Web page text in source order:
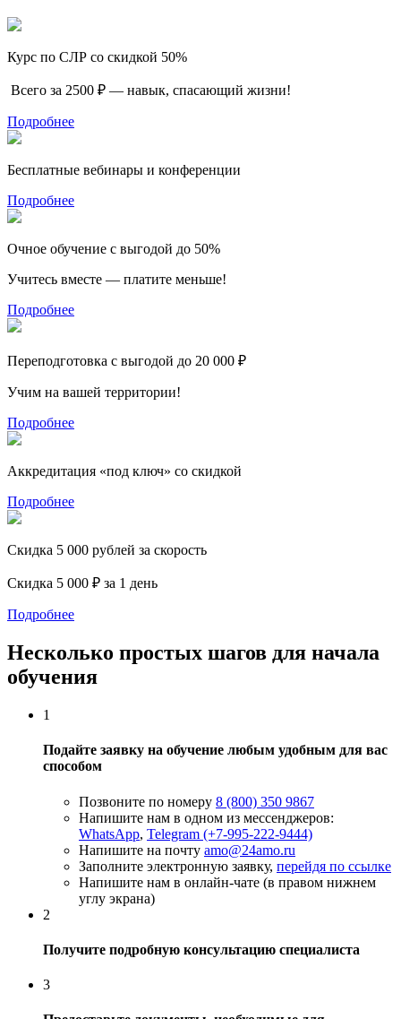
Курс по СЛР со скидкой 50%
Всего за 2500 ₽ — навык, спасающий жизни!
Подробнее
Бесплатные вебинары и конференции
Подробнее
Очное обучение с выгодой до 50%
Учитесь вместе — платите меньше!
Подробнее
Переподготовка с выгодой до 20 000 ₽
Учим на вашей территории!
Подробнее
Аккредитация «под ключ» со скидкой
Подробнее
Скидка 5 000 рублей за скорость
Скидка 5 000 ₽ за 1 день
Подробнее
Несколько простых шагов для начала
обучения
1
Подайте заявку на обучение любым удобным для вас
способом
Позвоните по номеру 8 (800) 350 9867
Напишите нам в одном из мессенджеров:
WhatsApp, Telegram (+7-995-222-9444)
Напишите на почту amo@24amo.ru
Заполните электронную заявку, перейдя по ссылке
Напишите нам в онлайн-чате (в правом нижнем
углу экрана)
2
Получите подробную консультацию специалиста
3